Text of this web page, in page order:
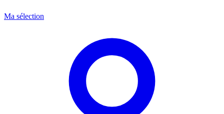
Ma sélection